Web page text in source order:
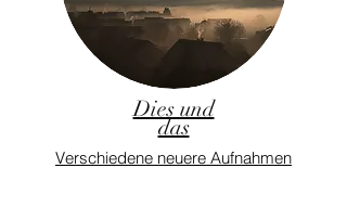
Dies und
das
Verschiedene neuere Aufnahmen